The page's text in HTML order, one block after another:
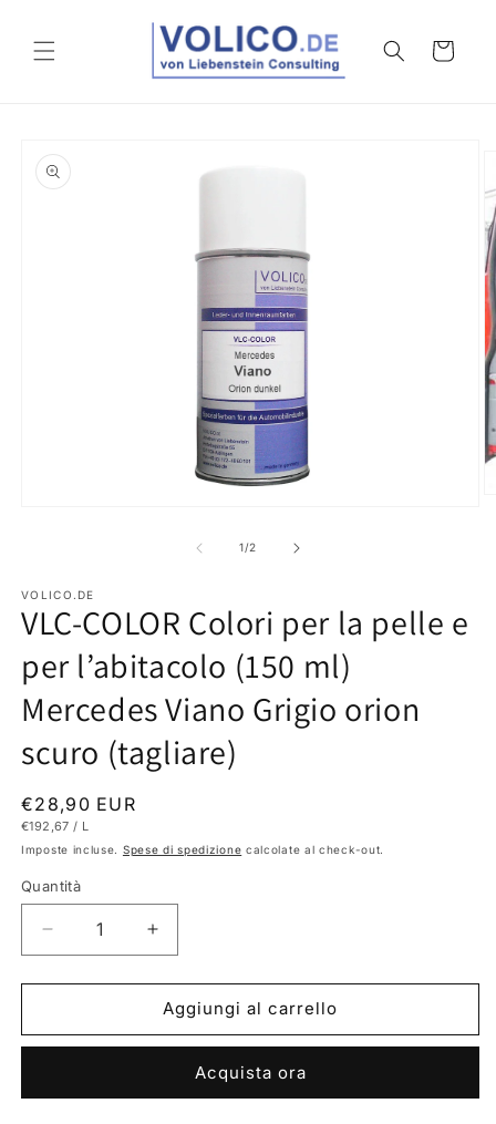
ai contenuti
Carrello
informazioni
sul prodotto
finestra
modale
1/su
2
VOLICO.DE
VLC-COLOR Colori per la pelle e
per l’abitacolo (150 ml)
Mercedes Viano Grigio orion
scuro (tagliare)
Prezzo
di
listino
€28,90 EUR
PREZZO
€192,67 / PER
L
Imposte incluse. Spese di spedizione calcolate al check-out.
Quantità
Diminuisci
quantità
per
COLOR
la
Aumenta
quantità
per
VLC-
COLOR
la
Aggiungi al carrello
Acquista ora